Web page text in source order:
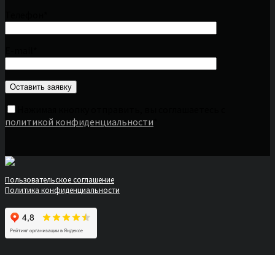
политикой конфиденциальности
Пользовательское соглашение
Политика конфиденциальности